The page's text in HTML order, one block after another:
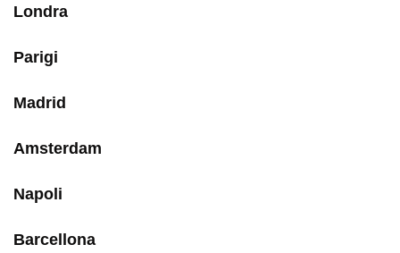
Londra
Parigi
Madrid
Amsterdam
Napoli
Barcellona